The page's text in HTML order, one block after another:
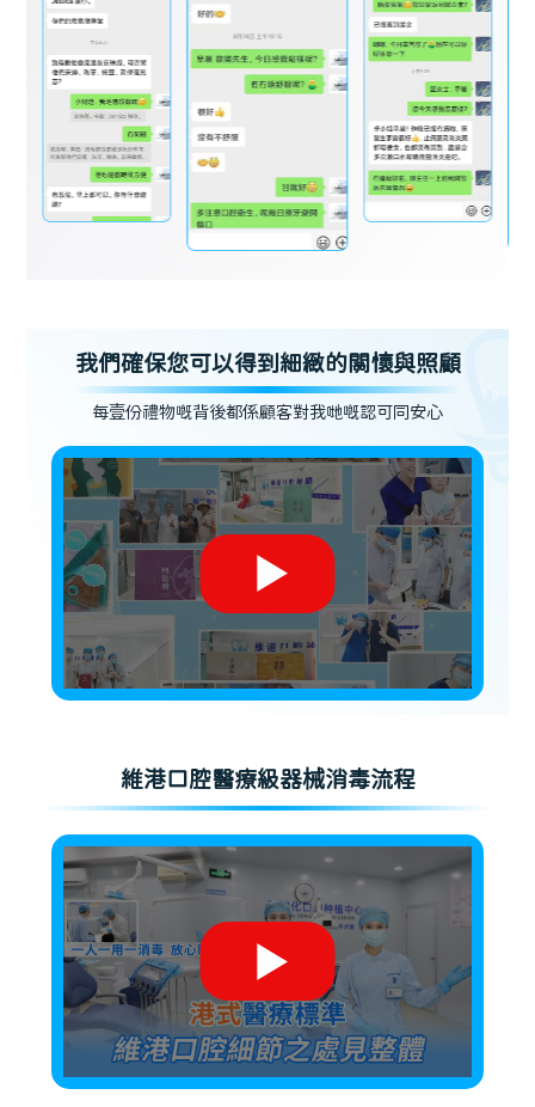
我們確保您可以得到細緻的關懷與照顧
每壹份禮物嘅背後都係顧客對我哋嘅認可同安心
維港口腔醫療級器械消毒流程